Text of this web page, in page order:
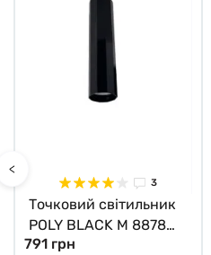
<
3
Точковий світильник
POLY BLACK M 8878
Nowodvorski
791 грн